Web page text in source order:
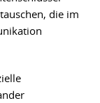
die im